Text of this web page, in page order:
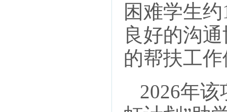
困难学生
良好的沟
的帮扶工
2026年